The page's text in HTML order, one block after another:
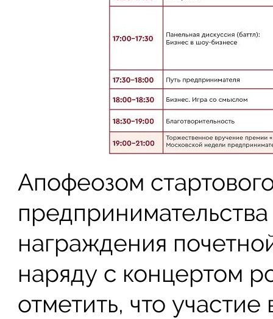
Апофеозом
награждения
наряду с концертом
отметить, что